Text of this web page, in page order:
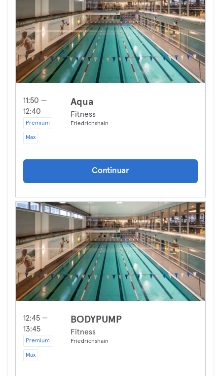
11:50 —
12:40
Premium
Max
Aqua
Fitness
Friedrichshain
Continuar
12:45 —
13:45
Premium
Max
BODYPUMP
Fitness
Friedrichshain